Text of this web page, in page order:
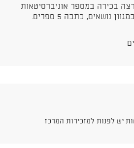
בכירה במספר אוניברסיטאות
נושאים, כתבה 5 ספרים.
יש לפנות למזכירות המרכז